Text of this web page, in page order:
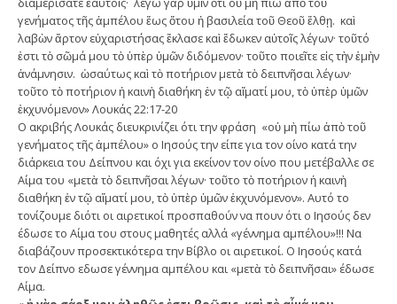
γενήματος τῆς ἀμπέλου ἕως ὅτου ἡ βασιλεία τοῦ Θεοῦ ἔλθῃ. καὶ
λαβὼν ἄρτον εὐχαριστήσας ἔκλασε καὶ ἔδωκεν αὐτοῖς λέγων· τοῦτό
ἐστι τὸ σῶμά μου τὸ ὑπὲρ ὑμῶν διδόμενον· τοῦτο ποιεῖτε εἰς τὴν ἐμὴν
ἀνάμνησιν. ὡσαύτως καὶ τὸ ποτήριον μετὰ τὸ δειπνῆσαι λέγων·
τοῦτο τὸ ποτήριον ἡ καινὴ διαθήκη ἐν τῷ αἵματί μου, τὸ ὑπὲρ ὑμῶν
ἐκχυνόμενον» Λουκάς 22:17-20
Ο ακριβής Λουκάς διευκρινίζει ότι την φράση «οὐ μὴ πίω ἀπὸ τοῦ
γενήματος τῆς ἀμπέλου» ο Ιησούς την είπε για τον οίνο κατά την
διάρκεια του Δείπνου και όχι για εκείνον τον οίνο που μετέβαλλε σε
Αίμα του «μετὰ τὸ δειπνῆσαι λέγων· τοῦτο τὸ ποτήριον ἡ καινὴ
διαθήκη ἐν τῷ αἵματί μου, τὸ ὑπὲρ ὑμῶν ἐκχυνόμενον». Αυτό το
τονίζουμε διότι οι αιρετικοί προσπαθούν να πουν ότι ο Ιησούς δεν
έδωσε το Αίμα του στους μαθητές αλλά «γέννημα αμπέλου»!!! Να
διαβάζουν προσεκτικότερα την Βίβλο οι αιρετικοί. Ο Ιησούς κατά
τον Δείπνο εδωσε γέννημα αμπέλου και «μετὰ τὸ δειπνῆσαι» έδωσε
Αίμα.